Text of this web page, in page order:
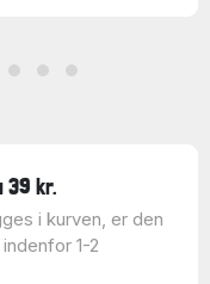
39 kr.
i kurven, er den
1-2